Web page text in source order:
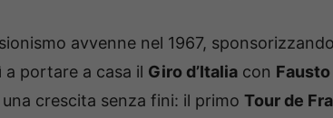
avvenne nel 1967,
a portare a casa il Giro d’Italia con
crescita senza fini: il primo Tour de